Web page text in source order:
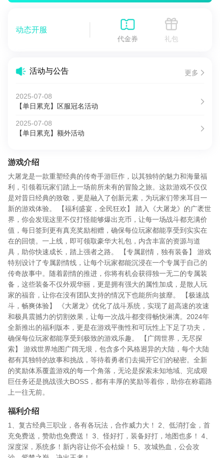
动态开服
代金券 礼包
活动与公告 更多
2025-07-08
【单日累充】区服冠名活动
2025-07-08
【单日累充】额外活动
游戏介绍
大屠龙是一款重塑经典的传奇手游巨作，以其独特的魅力和海量福
利，引领着玩家们踏上一场前所未有的冒险之旅。这款游戏不仅仅
是对昔日经典的致敬，更是融入了创新元素，为玩家们带来耳目一
新的游戏体验。 【福利盛宴，全民狂欢】 踏入《大屠龙》的广袤世
界，你会发现这里不仅打怪能够爆出充币，让每一场战斗都充满价
值，每日签到更有真充奖励相赠，确保每位玩家都能享受到实实在
在的回馈。一上线，即可领取豪华大礼包，内含丰富的资源与道
具，助你快速成长，踏上强者之路。 【专属剧情，独有装备】 游戏
特别设计了专属剧情线，让每个玩家都能沉浸在一个专属于自己的
传奇故事中。随着剧情的推进，你将有机会获得独一无二的专属装
备，这些装备不仅外观华丽，更是拥有强大的属性加成，是散人玩
家的福音，让你在没有团队支持的情况下也能所向披靡。 【极速战
斗，畅爽体验】 《大屠龙》优化了战斗系统，实现了超高速的攻速
和极具震撼力的切割效果，让每一次战斗都变得畅快淋漓。2024年
全新推出的福利版本，更是在游戏平衡性和可玩性上下足了功夫，
确保每位玩家都能享受到极致的游戏乐趣。 【广阔世界，无尽探
索】 游戏世界地图广阔无垠，包含多个风格迥异的大陆，每个大陆
都有其独特的故事和挑战，等待着勇者们去揭开它们的秘密。全新
的奖励体系覆盖游戏的每一个角落，无论是探索未知地域、完成艰
巨任务还是挑战强大BOSS，都有丰厚的奖励等着你，助你在称霸路
上一往无前。
福利介绍
1、复古经典三职业，各有各玩法，合作威力大！ 2、低消打金，首
充免费送，赞助也免费送！ 3、怪好打，装备好打，地图也多！ 4、
深度深，系统多！新内容让你不会枯燥！ 5、攻城热血，公会攻